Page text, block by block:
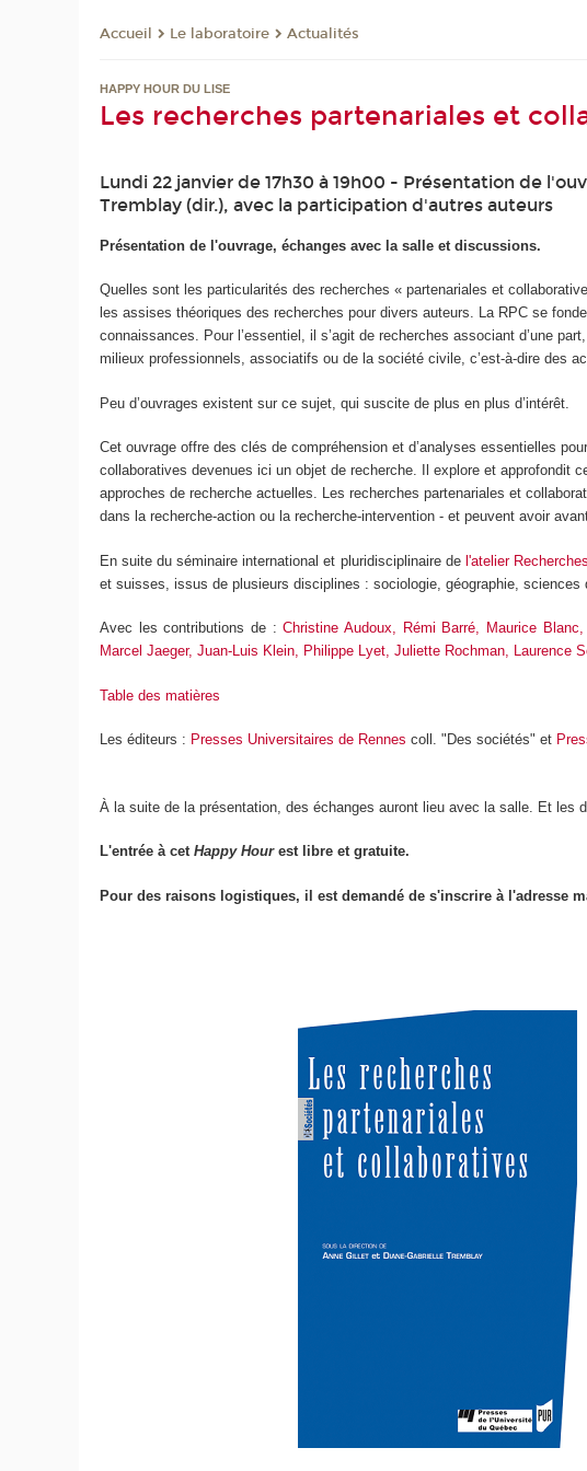
Accueil Le laboratoire Actualités
HAPPY HOUR DU LISE
Les recherches partenariales et
Lundi 22 janvier de 17h30 à 19h00 - Présentation de
Tremblay (dir.), avec la participation d'autres auteurs
Présentation de l'ouvrage, échanges avec la salle et discussions.
Quelles sont les particularités des recherches « partenariales et
les assises théoriques des recherches pour divers auteurs. La RPC se
connaissances. Pour l’essentiel, il s’agit de recherches associant d’une
milieux professionnels, associatifs ou de la société civile, c’est-à-dire des
Peu d’ouvrages existent sur ce sujet, qui suscite de plus en plus d’intérêt.
Cet ouvrage offre des clés de compréhension et d’analyses essentielles
collaboratives devenues ici un objet de recherche. Il explore et approfondit
approches de recherche actuelles. Les recherches partenariales et
dans la recherche-action ou la recherche-intervention - et peuvent avoir
En suite du séminaire international et pluridisciplinaire de l'atelier
et suisses, issus de plusieurs disciplines : sociologie, géographie, sciences
Avec les contributions de :Christine Audoux, Rémi Barré, Maurice
Marcel Jaeger, Juan-Luis Klein, Philippe Lyet, Juliette Rochman,
Table des matières
Les éditeurs : Presses Universitaires de Rennes coll. "Des sociétés" et
À la suite de la présentation, des échanges auront lieu avec la salle. Et les
L'entrée à cetHappy Hourest libre et gratuite.
Pour des raisons logistiques, il est demandé de s'inscrire à l'adresse